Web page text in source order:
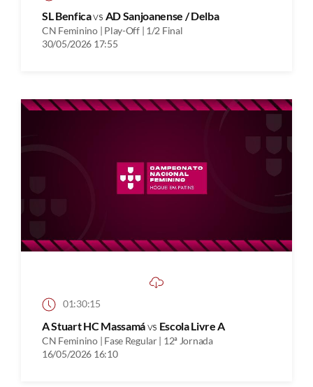
SL Benficavs AD Sanjoanense / Delba
CN Feminino | Play-Off | 1/2 Final
30/05/2026 17:55
01:30:15
A Stuart HC Massamávs Escola Livre A
CN Feminino | Fase Regular | 12ª Jornada
16/05/2026 16:10